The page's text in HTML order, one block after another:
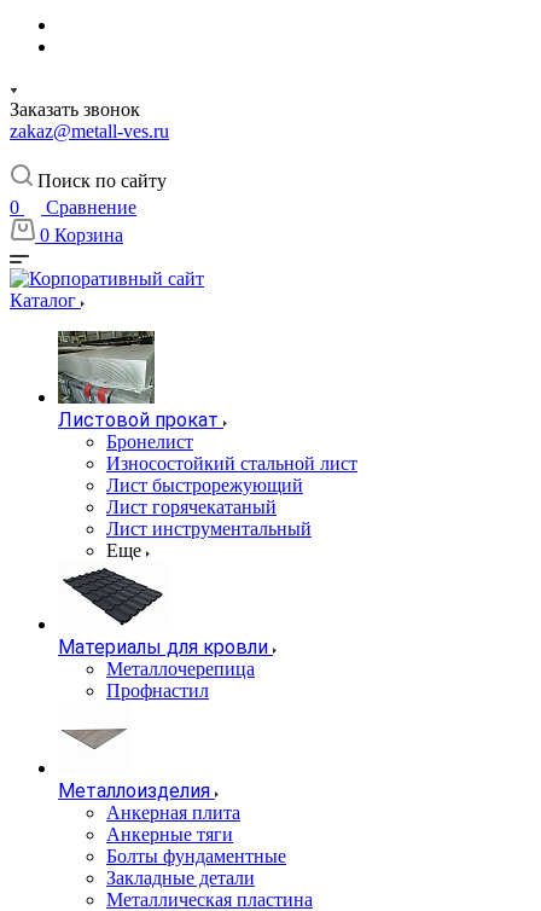
Заказать звонок
zakaz@metall-ves.ru
Поиск по сайту
0
Сравнение
0 Корзина
Каталог
Листовой прокат
Бронелист
Износостойкий стальной лист
Лист быстрорежующий
Лист горячекатаный
Лист инструментальный
Еще
Материалы для кровли
Металлочерепица
Профнастил
Металлоизделия
Анкерная плита
Анкерные тяги
Болты фундаментные
Закладные детали
Металлическая пластина